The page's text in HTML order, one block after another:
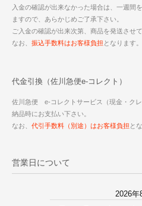
入金の確認が出来なかった場合は、一週間
ますので、あらかじめご了承下さい。
ご入金の確認が出来次第、商品を発送させ
なお、 振込手数料はお客様負担 となります。
代金引換（佐川急便e-コレクト）
佐川急便 e-コレクトサービス（現金・ク
納品時にお支払い下さい。
なお、 代引手数料（別途）はお客様負担 と
営業日について
2026年